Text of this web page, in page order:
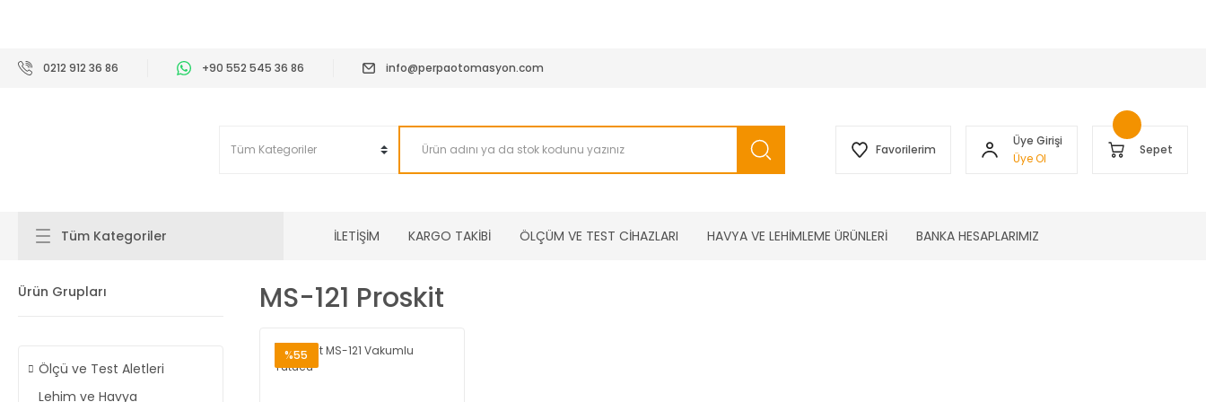
0212 912 36 86 +90 552 545 36 86 info@perpaotomasyon.com
Favorilerim
Üye Girişi
Üye Ol
Sepet
Tüm Kategoriler İLETİŞİM KARGO TAKİBİ ÖLÇÜM VE TEST CİHAZLARI HAVYA VE LEHİMLEME ÜRÜNLERİ BANKA HESAPLARIMIZ
Ürün Grupları
Ölçü ve Test Aletleri
Lehim ve Havya
MS-121 Proskit
%55